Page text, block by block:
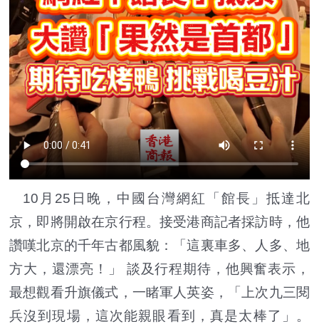
10月25日晚，中國台灣網紅「館長」抵達北
京，即將開啟在京行程。接受港商記者採訪時，他
讚嘆北京的千年古都風貌：「這裏車多、人多、地
方大，還漂亮！」 談及行程期待，他興奮表示，
最想觀看升旗儀式，一睹軍人英姿，「上次九三閱
兵沒到現場，這次能親眼看到，真是太棒了」。